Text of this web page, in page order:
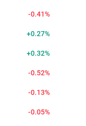
-0.41%
+0.27%
+0.32%
-0.52%
-0.13%
-0.05%